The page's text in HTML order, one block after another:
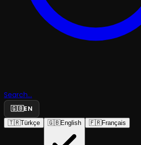
Search...
🇬🇧EN
🇹🇷Türkçe 🇬🇧English 🇫🇷Français